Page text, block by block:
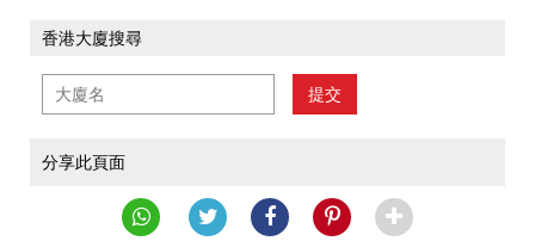
香港大廈搜尋
提交
分享此頁面